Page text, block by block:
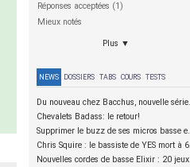
Réponses acceptées (1)
Mieux notés
Plus ▼
NEWS DOSSIERS TABS COURS TESTS
Du
Chevalets Badass: le retour!
Supprimer le